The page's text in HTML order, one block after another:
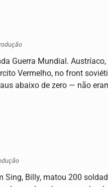
Guerra Mundial.
Vermelho, no front
abaixo de zero — não
Sing, Billy, matou 200